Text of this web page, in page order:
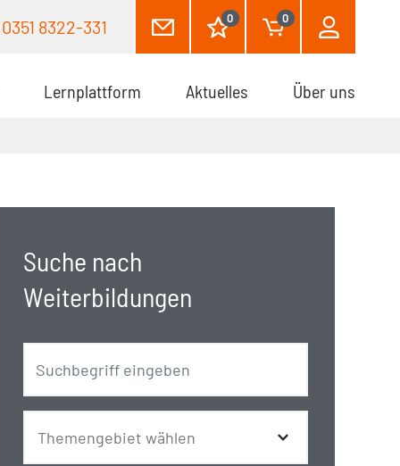
0351 8322-331 0 0
Lernplattform Aktuelles Über uns
Suche nach
Weiterbildungen